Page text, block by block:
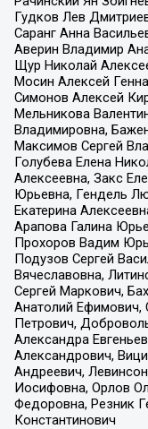
Гудков Лев
Саранг Анна
Аверин Владимир
Щур Николай
Мосин Алексей
Симонов Алексей
Мельникова
Владимировна,
Максимов Сергей
Голубева Елена
Алексеевна, Закс
Юрьевна, Гендель
Екатерина
Арапова Галина
Прохоров Вадим
Подузов Сергей
Вячеславовна,
Сергей Маркович,
Анатолий Ефимович,
Петрович,
Александра
Александрович,
Андреевич,
Иосифовна, Орлов
Федоровна, Резник
Константинович